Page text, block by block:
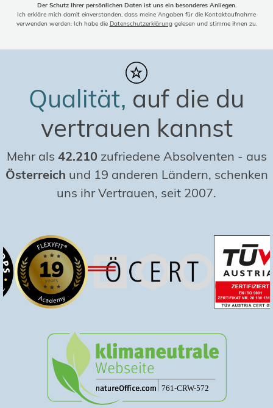
Der Schutz Ihrer persönlichen Daten ist uns ein besonderes Anliegen.
Ich erkläre mich damit einverstanden, dass meine Angaben für die Kontaktaufnahme
verwenden werden. Ich habe die Datenschutzerklärunggelesen und stimme ihnen zu.
Qualität, auf die du
vertrauen kannst
Mehr als 42.210 zufriedene Absolventen - aus
Österreich und 19 anderen Ländern, schenken
uns ihr Vertrauen, seit 2007.